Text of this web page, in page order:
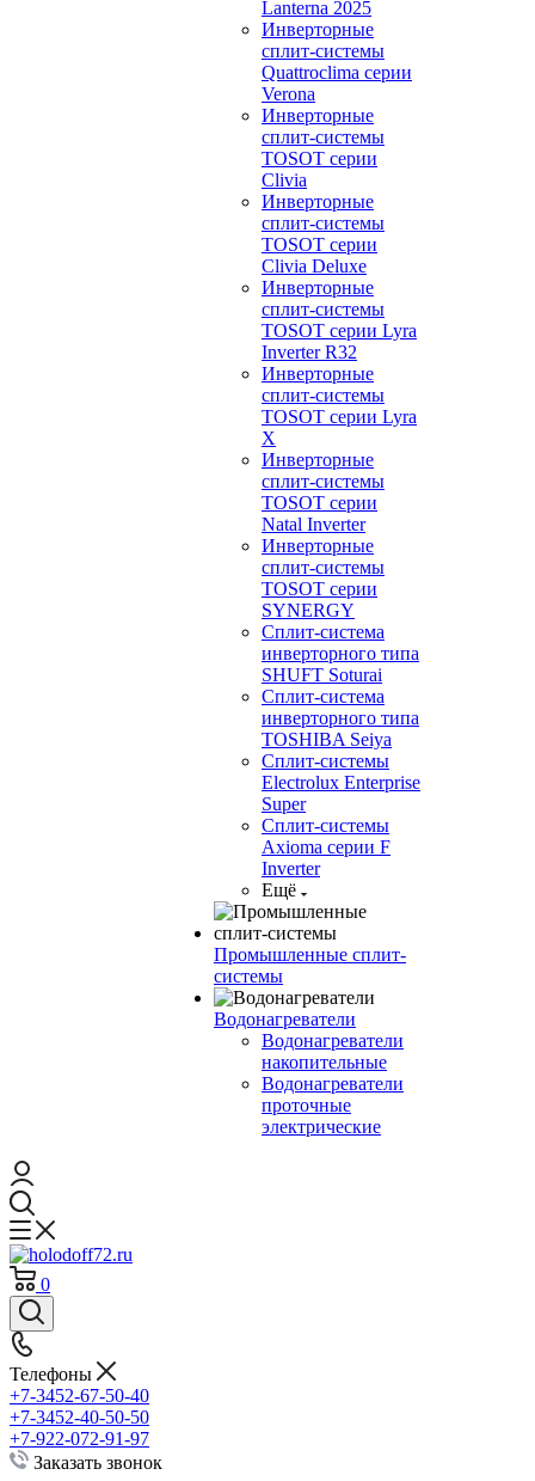
Lanterna 2025
Инверторные
сплит-системы
Quattroclima серии
Verona
Инверторные
сплит-системы
TOSOT серии
Clivia
Инверторные
сплит-системы
TOSOT серии
Clivia Deluxe
Инверторные
сплит-системы
TOSOT серии Lyra
Inverter R32
Инверторные
сплит-системы
TOSOT серии Lyra
X
Инверторные
сплит-системы
TOSOT серии
Natal Inverter
Инверторные
сплит-системы
TOSOT серии
SYNERGY
Сплит-система
инверторного типа
SHUFT Soturai
Сплит-система
инверторного типа
TOSHIBA Seiya
Сплит-системы
Electrolux Enterprise
Super
Сплит-системы
Axioma серии F
Inverter
Ещё
Промышленные сплит-
системы
Водонагреватели
Водонагреватели
накопительные
Водонагреватели
проточные
электрические
0
Телефоны
+7-3452-67-50-40
+7-3452-40-50-50
+7-922-072-91-97
Заказать звонок